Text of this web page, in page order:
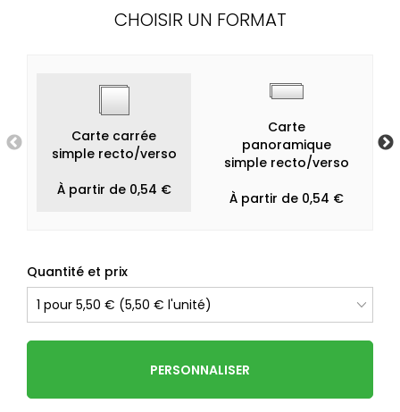
CHOISIR UN FORMAT
Carte carrée
simple recto/verso
À partir de 0,54 €
Carte
panoramique
simple recto/verso
À partir de 0,54 €
Quantité et prix
PERSONNALISER